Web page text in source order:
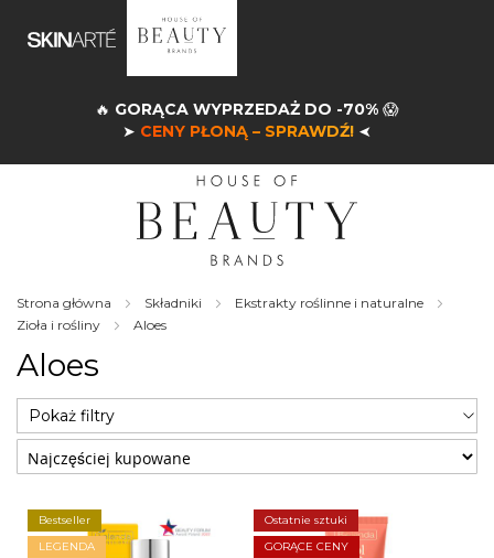
🔥 GORĄCA WYPRZEDAŻ DO -70% 😱
➤ CENY PŁONĄ – SPRAWDŹ! ➤
Strona główna Składniki
Ekstrakty roślinne i naturalne
Zioła i rośliny
Aloes
Aloes
Bestseller
LEGENDA
Ostatnie sztuki
GORĄCE CENY
Pokaż filtry